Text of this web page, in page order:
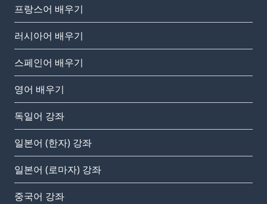
프랑스어 배우기
러시아어 배우기
스페인어 배우기
영어 배우기
독일어 강좌
일본어 (한자) 강좌
일본어 (로마자) 강좌
중국어 강좌